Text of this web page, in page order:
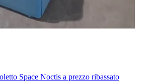
Space Noctis a prezzo ribassato